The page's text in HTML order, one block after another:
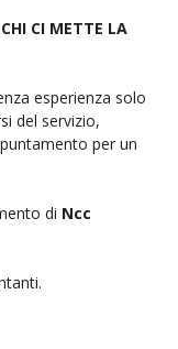
CHI CI METTE LA
esperienza solo
del servizio,
per un
di Ncc